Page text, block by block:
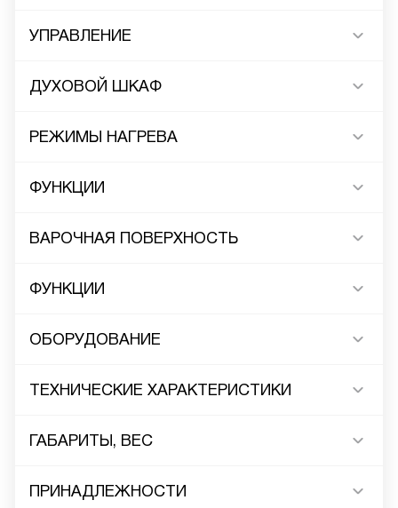
УПРАВЛЕНИЕ
ДУХОВОЙ ШКАФ
РЕЖИМЫ НАГРЕВА
ФУНКЦИИ
ВАРОЧНАЯ ПОВЕРХНОСТЬ
ФУНКЦИИ
ОБОРУДОВАНИЕ
ТЕХНИЧЕСКИЕ ХАРАКТЕРИСТИКИ
ГАБАРИТЫ, ВЕС
ПРИНАДЛЕЖНОСТИ